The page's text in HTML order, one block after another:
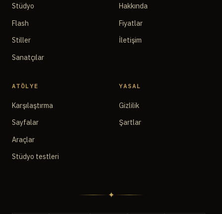
Stüdyo
Flash
Stiller
Sanatçılar
Hakkında
Fiyatlar
İletişim
ATÖLYE
Karşılaştırma
Sayfalar
Araçlar
Stüdyo testleri
YASAL
Gizlilik
Şartlar
✦